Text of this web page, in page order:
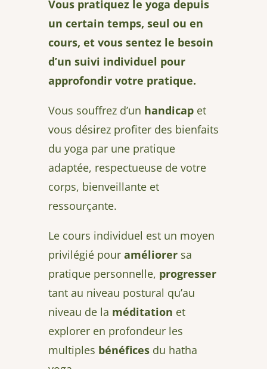
Vous pratiquez le yoga depuis
un certain temps, seul ou en
cours, et vous sentez le besoin
d’un suivi individuel pour
approfondir votre pratique.
Vous souffrez d’un handicapet
vous désirez profiter des bienfaits
du yoga par une pratique
adaptée, respectueuse de votre
corps, bienveillante et
ressourçante.
Le cours individuel est un moyen
privilégié pour améliorersa
pratique personnelle, progresser
tant au niveau postural qu’au
niveau de la méditation et
explorer en profondeur les
multiples bénéficesdu hatha